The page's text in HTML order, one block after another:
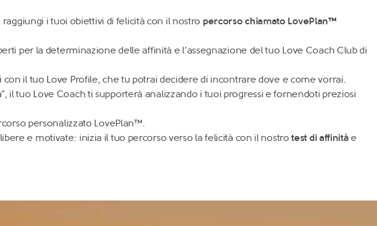
raggiungi i tuoi obiettivi di felicità con il nostro percorso chiamato LovePlan™
per la determinazione delle affinità e l’assegnazione del tuo Love Coach Club di
il tuo Love Profile, che tu potrai decidere di incontrare dove e come vorrai.
il tuo Love Coach ti supporterà analizzando i tuoi progressi e fornendoti preziosi
personalizzato LovePlan™.
e motivate: inizia il tuo percorso verso la felicità con il nostrotest di affinità e